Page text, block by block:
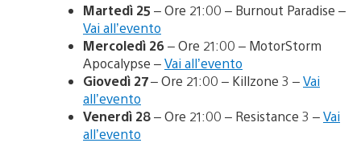
Martedì 25 – Ore 21:00 – Burnout Paradise –
Vai all’evento
Mercoledì 26 – Ore 21:00 – MotorStorm
Apocalypse –Vai all’evento
Giovedì 27– Ore 21:00 – Killzone 3 –Vai
all’evento
Venerdì 28– Ore 21:00 – Resistance 3 –Vai
all’evento